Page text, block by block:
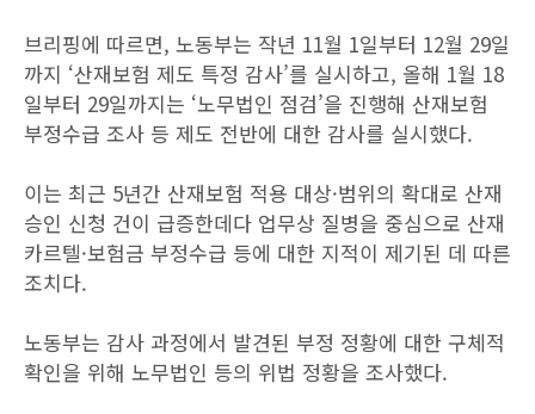
브리핑에 따르면, 노동부는 작년 11월 1일부터 12월 29일
까지 ‘산재보험 제도 특정 감사’를 실시하고, 올해 1월 18
일부터 29일까지는 ‘노무법인 점검’을 진행해 산재보험
부정수급 조사 등 제도 전반에 대한 감사를 실시했다.
이는 최근 5년간 산재보험 적용 대상·범위의 확대로 산재
승인 신청 건이 급증한데다 업무상 질병을 중심으로 산재
카르텔·보험금 부정수급 등에 대한 지적이 제기된 데 따른
조치다.
노동부는 감사 과정에서 발견된 부정 정황에 대한 구체적
확인을 위해 노무법인 등의 위법 정황을 조사했다.